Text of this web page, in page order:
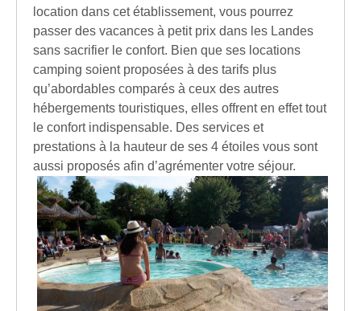
location dans cet établissement, vous pourrez
passer des vacances à petit prix dans les Landes
sans sacrifier le confort. Bien que ses locations
camping soient proposées à des tarifs plus
qu’abordables comparés à ceux des autres
hébergements touristiques, elles offrent en effet tout
le confort indispensable. Des services et
prestations à la hauteur de ses 4 étoiles vous sont
aussi proposés afin d’agrémenter votre séjour.